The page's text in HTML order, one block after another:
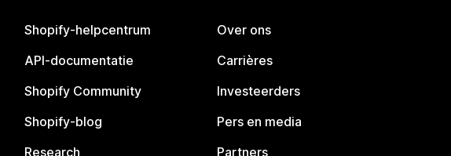
Shopify-helpcentrum
API-documentatie
Shopify Community
Shopify-blog
Research
Over ons
Carrières
Investeerders
Pers en media
Partners